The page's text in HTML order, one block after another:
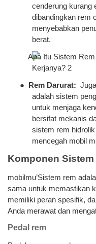
cenderung kurang
dibandingkan rem
menyebabkan
berat.
● Rem Darurat:
adalah sistem
untuk menjaga
bersifat mekanis
sistem rem
mencegah mobil
Komponen Sistem
mobilmu’Sistem rem
sama untuk memastikan
memiliki peran spesifik,
Anda merawat dan
Pedal rem